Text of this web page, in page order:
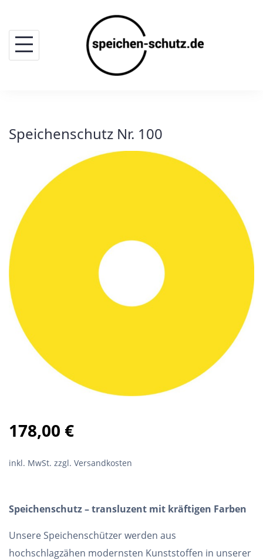
content
Speichenschutz Nr. 100
178,00 €
inkl. MwSt. zzgl. Versandkosten
Speichenschutz – transluzent mit kräftigen Farben
Unsere Speichenschützer werden aus
hochschlagzähen modernsten Kunststoffen in unserer